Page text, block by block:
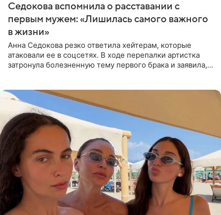
Седокова вспомнила о расставании с
первым мужем: «Лишилась самого важного
в жизни»
Анна Седокова резко ответила хейтерам, которые
атаковали ее в соцсетях. В ходе перепалки артистка
затронула болезненную тему первого брака и заявила,